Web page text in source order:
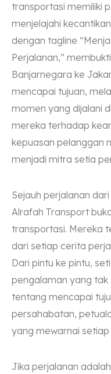
transportasi memiliki
menjelajahi
dengan tagline
Perjalanan,”
Banjarnegara ke
mencapai tujuan,
momen yang dijalani
mereka terhadap
kepuasan pelanggan
menjadi mitra setia
Sejauh perjalanan
Alrafah Transport
transportasi. Mereka
dari setiap cerita
Dari pintu ke pintu,
pengalaman yang tak
tentang mencapai
persahabatan,
yang mewarnai setiap
Jika perjalanan